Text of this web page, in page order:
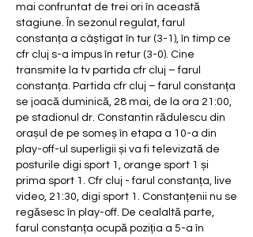
mai confruntat de trei ori în această
stagiune. În sezonul regulat, farul
constanța a câștigat în tur (3-1), în timp ce
cfr cluj s-a impus în retur (3-0). Cine
transmite la tv partida cfr cluj – farul
constanța. Partida cfr cluj – farul constanța
se joacă duminică, 28 mai, de la ora 21:00,
pe stadionul dr. Constantin rădulescu din
orașul de pe someș în etapa a 10-a din
play-off-ul superligii și va fi televizată de
posturile digi sport 1, orange sport 1 și
prima sport 1. Cfr cluj - farul constanța, live
video, 21:30, digi sport 1. Constanțenii nu se
regăsesc în play-off. De cealaltă parte,
farul constanța ocupă poziția a 5-a în